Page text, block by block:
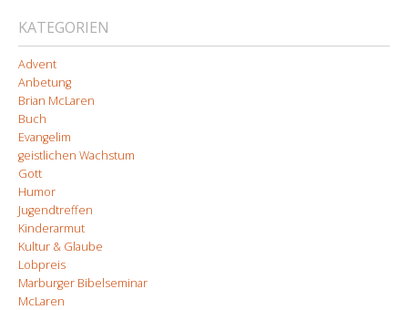
KATEGORIEN
Advent
Anbetung
Brian McLaren
Buch
Evangelim
geistlichen Wachstum
Gott
Humor
Jugendtreffen
Kinderarmut
Kultur & Glaube
Lobpreis
Marburger Bibelseminar
McLaren